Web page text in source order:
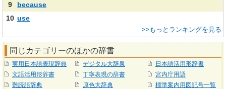
9
because
10 use
>>もっとランキングを見る
同じカテゴリーのほかの辞書
実用日本語表現辞典
文語活用形辞書
難読語辞典
デジタル大辞泉
丁寧表現の辞書
原色大辞典
日本語活用形辞書
宮内庁用語
標準案内用図記号一覧